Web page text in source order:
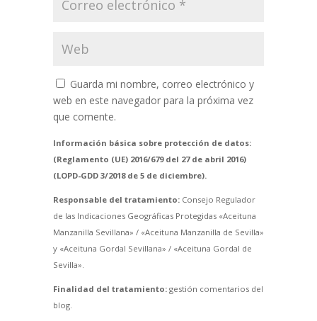
Guarda mi nombre, correo electrónico y
web en este navegador para la próxima vez
que comente.
Información básica sobre protección de datos:
(Reglamento (UE) 2016/679 del 27 de abril 2016)
(LOPD-GDD 3/2018 de 5 de diciembre).
Responsable del tratamiento:Consejo Regulador
de las Indicaciones Geográficas Protegidas «Aceituna
Manzanilla Sevillana» / «Aceituna Manzanilla de Sevilla»
y «Aceituna Gordal Sevillana» / «Aceituna Gordal de
Sevilla».
Finalidad del tratamiento:gestión comentarios del
blog.